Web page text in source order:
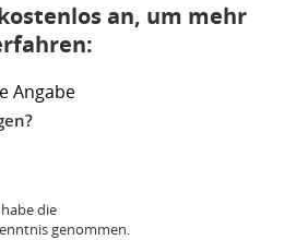
an, um mehr
Angabe
die
genommen.